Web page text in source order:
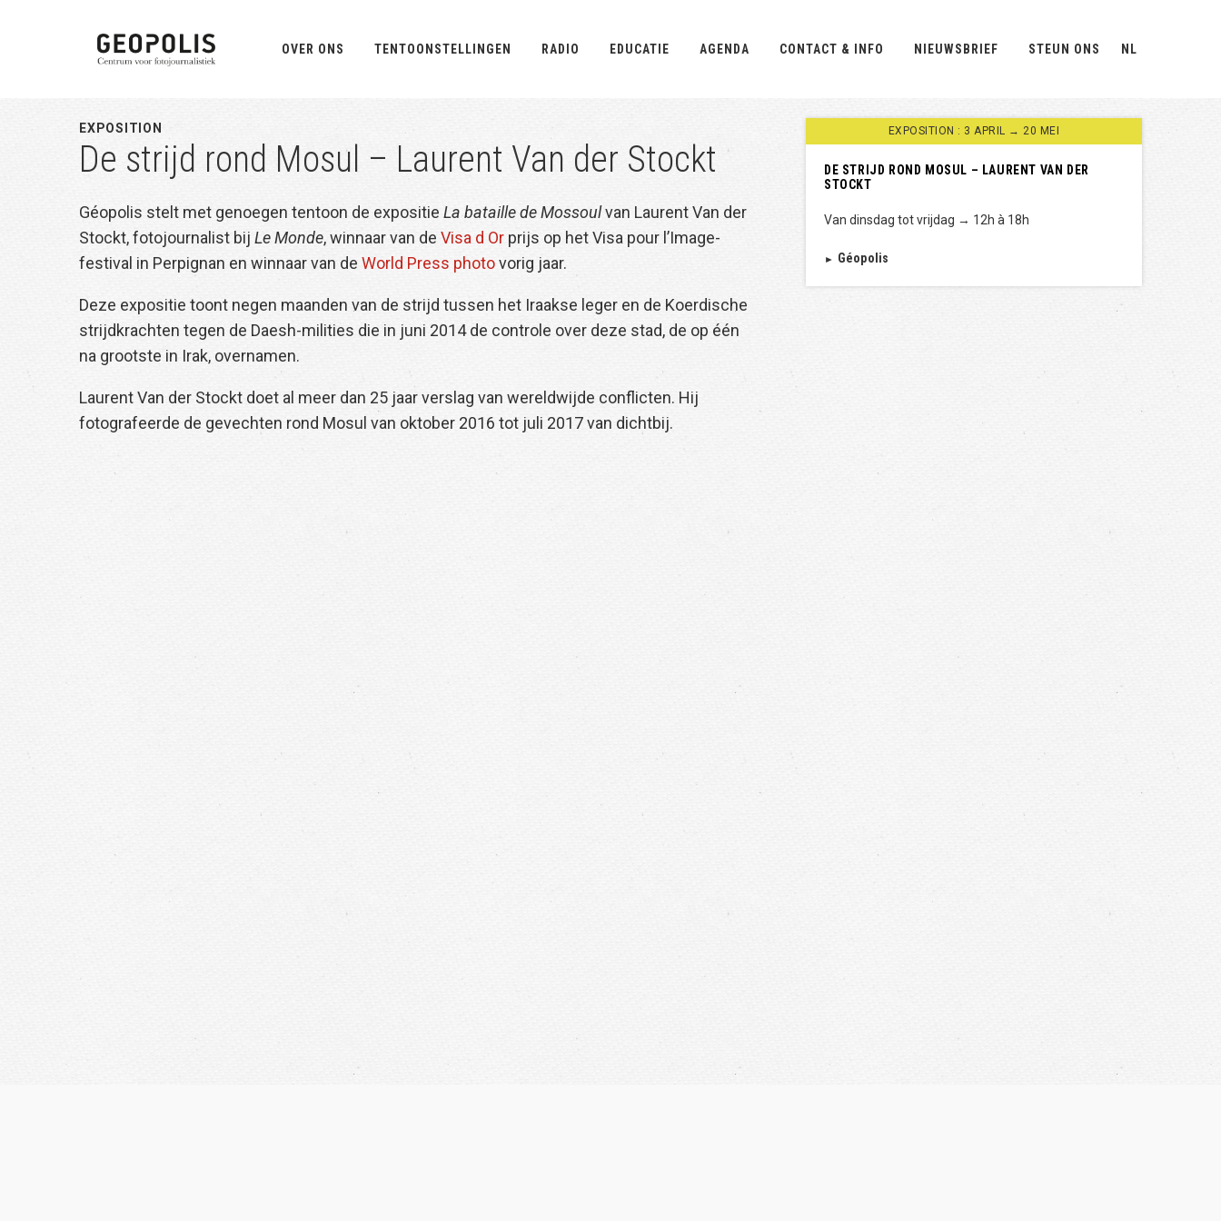
inhoud
sidebar
OVER ONS TENTOONSTELLINGEN RADIO EDUCATIE AGENDA CONTACT & INFO NIEUWSBRIEF STEUN ONS NL
EXPOSITION
De strijd rond Mosul – Laurent Van der Stockt
Géopolis stelt met genoegen tentoon de expositie La bataille de Mossoulvan Laurent Van der
Stockt, fotojournalist bij Le Monde, winnaar van de Visa d Or prijs op het Visa pour l’Image-
festival in Perpignan en winnaar van de World Press photovorig jaar.
Deze expositie toont negen maanden van de strijd tussen het Iraakse leger en de Koerdische
strijdkrachten tegen de Daesh-milities die in juni 2014 de controle over deze stad, de op één
na grootste in Irak, overnamen.
Laurent Van der Stockt doet al meer dan 25 jaar verslag van wereldwijde conflicten. Hij
fotografeerde de gevechten rond Mosul van oktober 2016 tot juli 2017 van dichtbij.
EXPOSITION : 3 APRIL → 20 MEI
DE STRIJD ROND MOSUL – LAURENT VAN DER
STOCKT
Van dinsdag tot vrijdag → 12h à 18h
► Géopolis